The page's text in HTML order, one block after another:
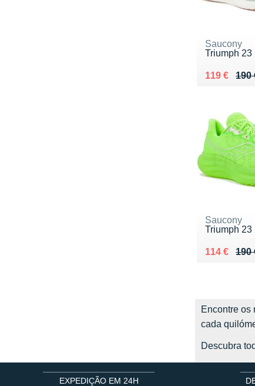
Saucony
Triumph 23
190
Au lieu de
119 €
Vendu 119
Saucony
Triumph 23
190
Au lieu de
114 €
Vendu 114
Encontre os
cada
Descubra
EXPEDIÇÃO EM 24H